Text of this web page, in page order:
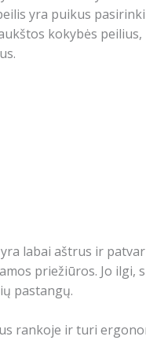
yra puikus
kokybės
yra labai aštrus ir
priežiūros. Jo ilgi,
pastangų.
rankoje ir turi